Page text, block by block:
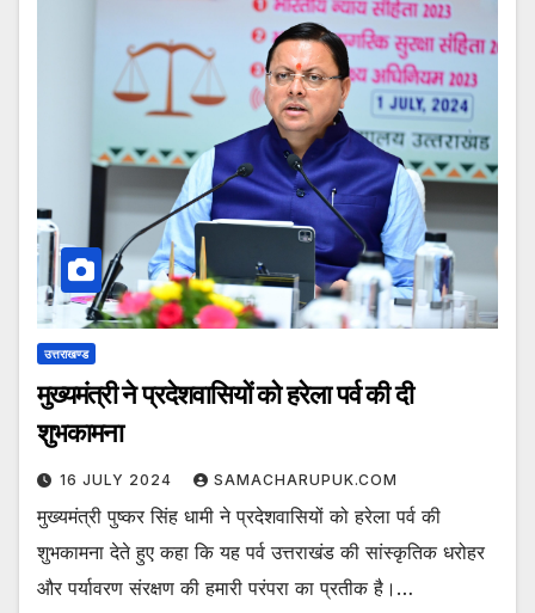
उत्तराखण्ड
मुख्यमंत्री ने प्रदेशवासियों को हरेला पर्व की दी
शुभकामना
16 JULY 2024 SAMACHARUPUK.COM
मुख्यमंत्री पुष्कर सिंह धामी ने प्रदेशवासियों को हरेला पर्व की
शुभकामना देते हुए कहा कि यह पर्व उत्तराखंड की सांस्कृतिक धरोहर
और पर्यावरण संरक्षण की हमारी परंपरा का प्रतीक है।…